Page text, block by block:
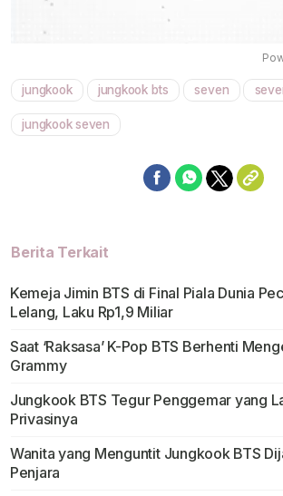
jungkook jungkook bts seven
jungkook seven
Berita Terkait
Kemeja Jimin BTS di Final Piala Dunia
Lelang, Laku Rp1,9 Miliar
Saat ‘Raksasa’ K-Pop BTS Berhenti
Grammy
Jungkook BTS Tegur Penggemar yang
Privasinya
Wanita yang Menguntit Jungkook BTS
Penjara